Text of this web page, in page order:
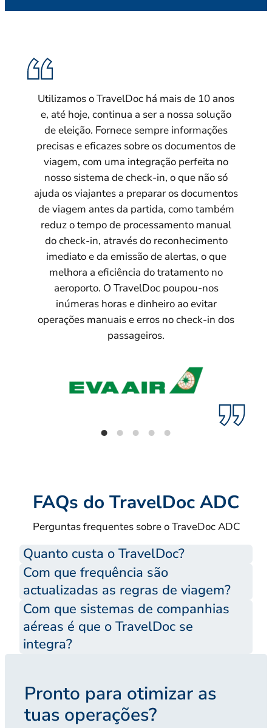
Utilizamos o TravelDoc há mais de 10 anos
e, até hoje, continua a ser a nossa solução
de eleição. Fornece sempre informações
precisas e eficazes sobre os documentos de
viagem, com uma integração perfeita no
nosso sistema de check-in, o que não só
ajuda os viajantes a preparar os documentos
de viagem antes da partida, como também
reduz o tempo de processamento manual
do check-in, através do reconhecimento
imediato e da emissão de alertas, o que
melhora a eficiência do tratamento no
aeroporto. O TravelDoc poupou-nos
inúmeras horas e dinheiro ao evitar
operações manuais e erros no check-in dos
passageiros.
FAQs do TravelDoc ADC
Perguntas frequentes sobre o TraveDoc ADC
Quanto custa o TravelDoc?
Com que frequência são
actualizadas as regras de viagem?
Com que sistemas de companhias
aéreas é que o TravelDoc se
integra?
Pronto para otimizar as
tuas operações?